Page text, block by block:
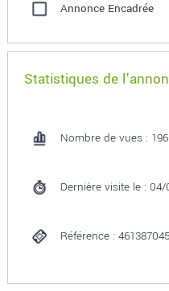
Annonce Encadrée
Statistiques de
Nombre de vues : 196
Dernière visite le : 04/
Référence : 461387045